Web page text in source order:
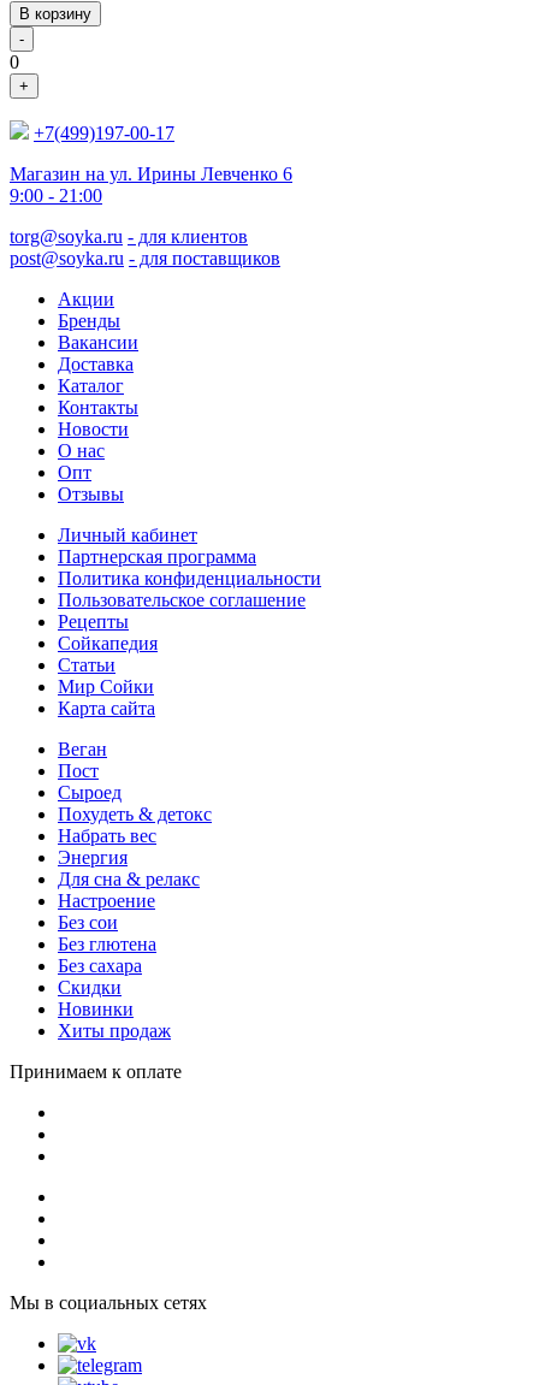
В корзину
-
0
+
+7(499)197-00-17
Магазин на ул. Ирины Левченко 6
9:00 - 21:00
torg@soyka.ru - для клиентов
post@soyka.ru - для поставщиков
Акции
Бренды
Вакансии
Доставка
Каталог
Контакты
Новости
О нас
Опт
Отзывы
Личный кабинет
Партнерская программа
Политика конфиденциальности
Пользовательское соглашение
Рецепты
Сойкапедия
Статьи
Мир Сойки
Карта сайта
Веган
Пост
Сыроед
Похудеть & детокс
Набрать вес
Энергия
Для сна & релакс
Настроение
Без сои
Без глютена
Без сахара
Скидки
Новинки
Хиты продаж
Принимаем к оплате
Мы в социальных сетях